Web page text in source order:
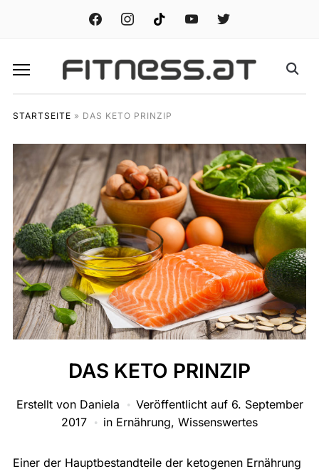
facebook instagramtiktok youtube twitter
STARTSEITE » DAS KETO PRINZIP
DAS KETO PRINZIP
Erstellt von Daniela Veröffentlicht auf 6. September
2017
in Ernährung, Wissenswertes
Einer der Hauptbestandteile der ketogenen Ernährung